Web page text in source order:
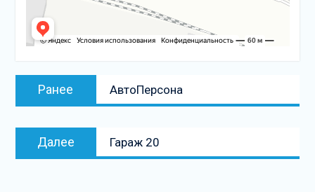
Навигация
Ранее
Предыдущая
запись:
АвтоПерсона
Далее
Следующая
запись
Гараж 20